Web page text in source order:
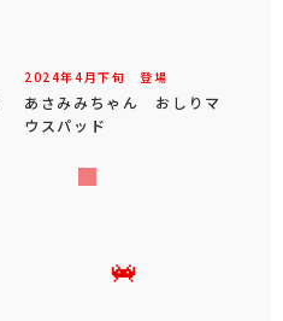
2024年4 月下旬 登場
あさみみちゃん おしりマ
ウスパッド